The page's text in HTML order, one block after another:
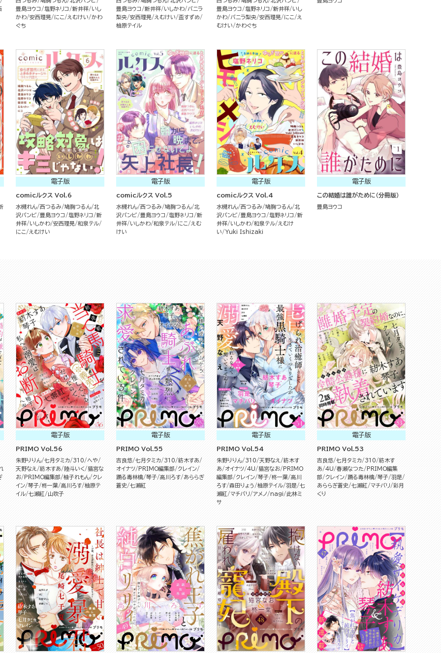
豊島ヨウコ
塩野ネリコ 新井祥
いし
かわ 安西理晃 にこ えむけい
かわ
ぐち
豊島ヨウコ
新井祥 いしかわ
バニラ
梨央 安西理晃 えむけい
盃すずめ
柚原テイル
豊島ヨウコ
塩野ネリコ 新井祥
いし
かわ
バニラ梨央 安西理晃 にこ
え
むけい
かわぐち
電子版
comicルクス Vol.6
水槻れん 西つるみ 鳩胸つるん 北
沢バンビ
豊島ヨウコ 塩野ネリコ
新
井祥
いしかわ 安西理晃 和泉テル
にこ
えむけい
電子版
comicルクス Vol.5
水槻れん 西つるみ 鳩胸つるん 北
沢バンビ
豊島ヨウコ 塩野ネリコ
新
井祥
いしかわ 和泉テル にこ
えむ
けい
電子版
comicルクス Vol.4
水槻れん 西つるみ 鳩胸つるん 北
沢バンビ
豊島ヨウコ 塩野ネリコ
新
井祥
いしかわ 和泉テル
えむけ
い
Yuki Ishizaki
電子版
この結婚は誰がために（分冊版）
豊島ヨウコ
電子版
PRIMO Vol.56
朱野りりん 七月タミカ 310
へや
天野なえ
紡木すあ 陸斗いく
猫宮な
お
PRIMO編集部 柚子れもん
クレ
イン 琴子 柊一葉 高川ろす 柚原テ
イル 七瀬紅 山吹子
電子版
PRIMO Vol.55
吉良悠 七月タミカ 310
紡木すあ
オイナツ
PRIMO編集部
クレイン
踊る毒林檎 琴子 高川ろす
あららぎ
蒼史
七瀬紅
電子版
PRIMO Vol.54
朱野りりん 310 天野なえ
紡木す
あ
オイナツ 4U 猫宮なお
PRIMO
編集部
クレイン 琴子 柊一葉 高川
ろす 森田りょう 柚原テイル 羽是 七
瀬紅
マチバリ アメノ nagi
此林ミ
サ
電子版
PRIMO Vol.53
吉良悠 七月タミカ 310
紡木す
あ
4U 春瀬なつた
PRIMO編集
部
クレイン 踊る毒林檎 琴子 羽是
あららぎ蒼史
七瀬紅 マチバリ
彩月
くり